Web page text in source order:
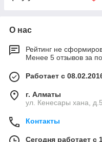
О нас
Рейтинг не
Менее 5 отзывов за
Работает с
г. Алматы
ул. Кенесары хана,
Контакты
Сегодня работает с